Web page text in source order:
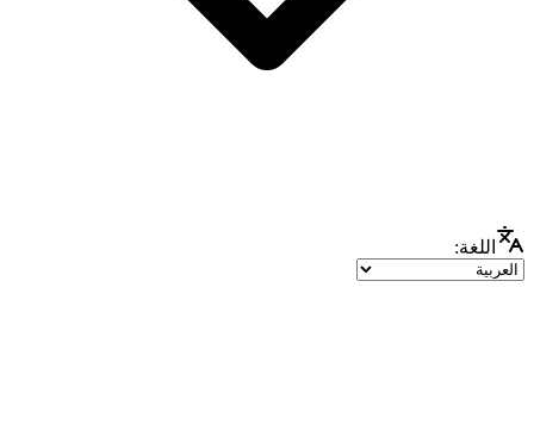
اللغة: